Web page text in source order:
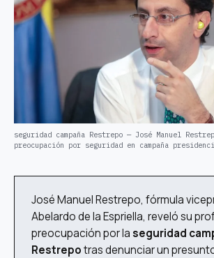
seguridad campaña Restrepo — José Manuel
preocupación por seguridad en campaña
José Manuel Restrepo, fórmula
Abelardo de la Espriella, reveló su
preocupación por laseguridad
Restrepotras denunciar un